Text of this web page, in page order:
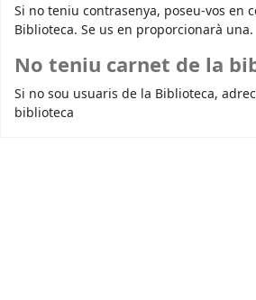
Si no teniu contrasenya, poseu-vos en
Biblioteca. Se us en proporcionarà una.
No teniu carnet de la
Si no sou usuaris de la Biblioteca,
biblioteca